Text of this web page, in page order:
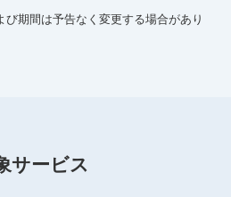
期間は予告なく変更する場合があり
サービス